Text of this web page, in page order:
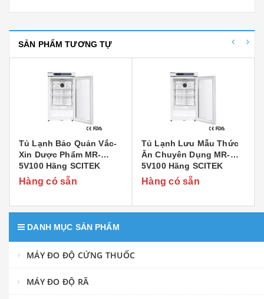
SẢN PHẨM TƯƠNG TỰ
Tủ Lạnh Bảo Quản Vắc-
Xin Dược Phẩm MR-
5V100 Hãng SCITEK
Hàng có sẵn
Tủ Lạnh Lưu Mẫu Thức
Ăn Chuyên Dụng MR-
5V100 Hãng SCITEK
Hàng có sẵn
DANH MỤC SẢN PHẨM
MÁY ĐO ĐỘ CỨNG THUỐC
MÁY ĐO ĐỘ RÃ